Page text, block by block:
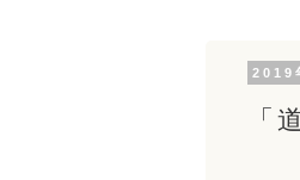
2019
「